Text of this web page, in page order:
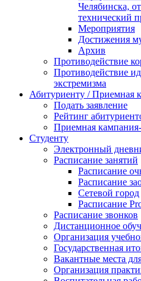
Челябинска,
технический
Мероприятия
Достижения
Архив
Противодействие
Противодействие
экстремизма
Абитуриенту / Приемная
Подать заявление
Рейтинг
Приемная
Студенту
Электронный
Расписание занятий
Расписание
Расписание
Сетевой город
Расписание
Расписание звонков
Дистанционное
Организация
Государственная
Вакантные места
Организация